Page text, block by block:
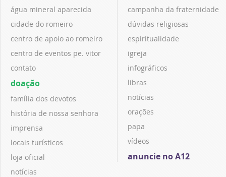
água mineral aparecida
cidade do romeiro
centro de apoio ao romeiro
centro de eventos pe. vitor
contato
doação
família dos devotos
história de nossa senhora
imprensa
locais turísticos
loja oficial
notícias
campanha da fraternidade
dúvidas religiosas
espiritualidade
igreja
infográficos
libras
notícias
orações
papa
vídeos
anuncie no A12